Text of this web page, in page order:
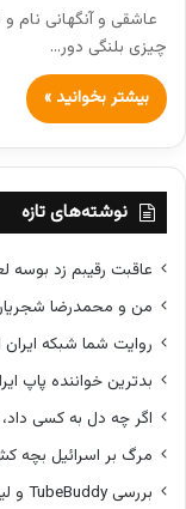
عاشقی و آنگهانی
چیزی بلنگی دور…
بیشتر بخوانید »
نوشته‌های تازه
عاقبت رقیبم زد بوسه
من و محمدرضا
روایت شما شبکه ایران
بدترین خواننده پاپ
اگر چه دل به کسی
مرگ بر اسرائیل بچه
بررسی TubeBuddy و لینک دانلود